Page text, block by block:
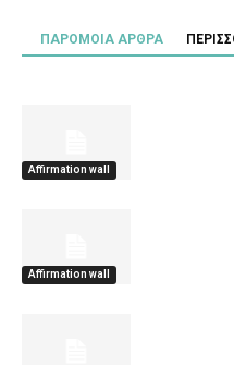
ΠΑΡΟΜΟΙΑ ΑΡΘΡΑ
Affirmation wall
Affirmation wall